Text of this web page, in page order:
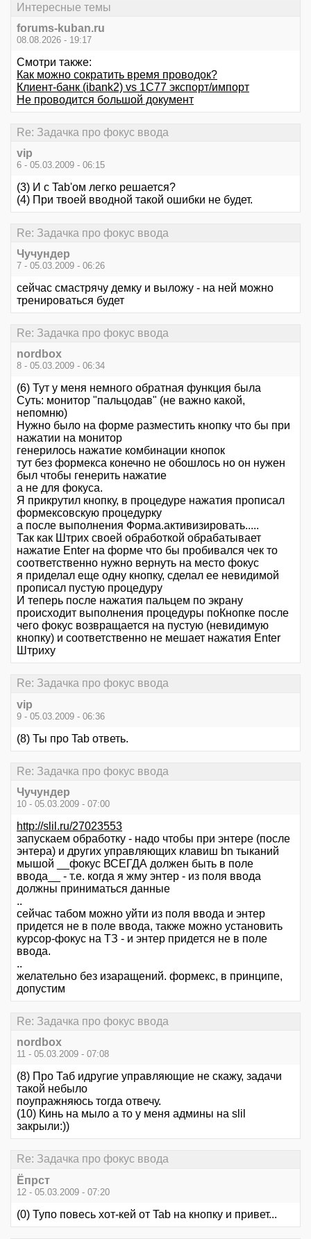
Интересные темы
forums-kuban.ru
08.08.2026 - 19:17
Смотри также:
Как можно сократить время проводок?
Клиент-банк (ibank2) vs 1C77 экспорт/импорт
Не проводится большой документ
Re: Задачка про фокус ввода
vip
6 - 05.03.2009 - 06:15
(3) И с Tab'ом легко решается?
(4) При твоей вводной такой ошибки не будет.
Re: Задачка про фокус ввода
Чучундер
7 - 05.03.2009 - 06:26
сейчас смастрячу демку и выложу - на ней можно
тренироваться будет
Re: Задачка про фокус ввода
nordbox
8 - 05.03.2009 - 06:34
(6) Тут у меня немного обратная функция была
Суть: монитор "пальцодав" (не важно какой,
непомню)
Нужно было на форме разместить кнопку что бы при
нажатии на монитор
генерилось нажатие комбинации кнопок
тут без формекса конечно не обошлось но он нужен
был чтобы генерить нажатие
а не для фокуса.
Я прикрутил кнопку, в процедуре нажатия прописал
формексовскую процедурку
а после выполнения Форма.активизировать.....
Так как Штрих своей обработкой обрабатывает
нажатие Enter на форме что бы пробивался чек то
соответственно нужно вернуть на место фокус
я приделал еще одну кнопку, сделал ее невидимой
прописал пустую процедуру
И теперь после нажатия пальцем по экрану
происходит выполнения процедуры поКнопке после
чего фокус возвращается на пустую (невидимую
кнопку) и соответственно не мешает нажатия Enter
Штриху
Re: Задачка про фокус ввода
vip
9 - 05.03.2009 - 06:36
(8) Ты про Tab ответь.
Re: Задачка про фокус ввода
Чучундер
10 - 05.03.2009 - 07:00
http://slil.ru/27023553
запускаем обработку - надо чтобы при энтере (после
энтера) и других управляющих клавиш bn тыканий
мышой __фокус ВСЕГДА должен быть в поле
ввода__ - т.е. когда я жму энтер - из поля ввода
должны приниматься данные
..
сейчас табом можно уйти из поля ввода и энтер
придется не в поле ввода, также можно установить
курсор-фокус на ТЗ - и энтер придется не в поле
ввода.
..
желательно без изаращений. формекс, в принципе,
допустим
Re: Задачка про фокус ввода
nordbox
11 - 05.03.2009 - 07:08
(8) Про Таб идругие управляющие не скажу, задачи
такой небыло
поупражняюсь тогда отвечу.
(10) Кинь на мыло а то у меня админы на slil
закрыли:))
Re: Задачка про фокус ввода
Ёпрст
12 - 05.03.2009 - 07:20
(0) Тупо повесь хот-кей от Tab на кнопку и привет...